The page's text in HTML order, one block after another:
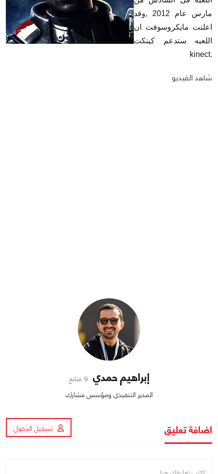
مارس عام 2012 ,وقد
اعلنت مايكروسوفت ان
اللعبه ستدعم كينكت
.kinect
شاهد الفيديو
إبراهيم حمدي 9 متابع
المدير التنفيذي ومؤسس مشارك
اضافة تعليق تسجيل الدخول